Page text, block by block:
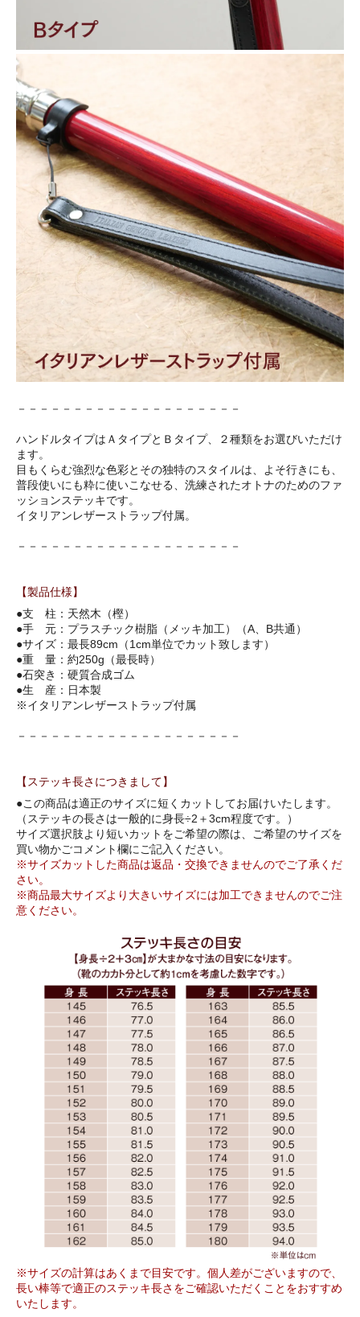
－－－－－－－－－－－－－－－－－－－－
ハンドルタイプはＡタイプとＢタイプ、２種類をお選びいただけ
ます。
目もくらむ強烈な色彩とその独特のスタイルは、よそ行きにも、
普段使いにも粋に使いこなせる、洗練されたオトナのためのファ
ッションステッキです。
イタリアンレザーストラップ付属。
－－－－－－－－－－－－－－－－－－－－
【製品仕様】
●支 柱：天然木（樫）
●手 元：プラスチック樹脂（メッキ加工）（A、B共通）
●サイズ：最長89cm（1cm単位でカット致します）
●重 量：約250g（最長時）
●石突き：硬質合成ゴム
●生 産：日本製
※イタリアンレザーストラップ付属
－－－－－－－－－－－－－－－－－－－－
【ステッキ長さにつきまして】
●この商品は適正のサイズに短くカットしてお届けいたします。
（ステッキの長さは一般的に身長÷2＋3cm程度です。）
サイズ選択肢より短いカットをご希望の際は、ご希望のサイズを
買い物かごコメント欄にご記入ください。
※サイズカットした商品は返品・交換できませんのでご了承くだ
さい。
※商品最大サイズより大きいサイズには加工できませんのでご注
意ください。
※サイズの計算はあくまで目安です。個人差がございますので、
長い棒等で適正のステッキ長さをご確認いただくことをおすすめ
いたします。